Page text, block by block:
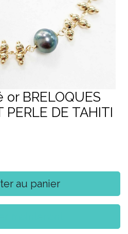
BRELOQUES
PERLE DE TAHITI
au panier